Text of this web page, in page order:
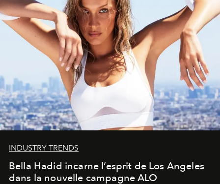
INDUSTRY TRENDS
Bella Hadid incarne l’esprit de Los Angeles
dans la nouvelle campagne ALO